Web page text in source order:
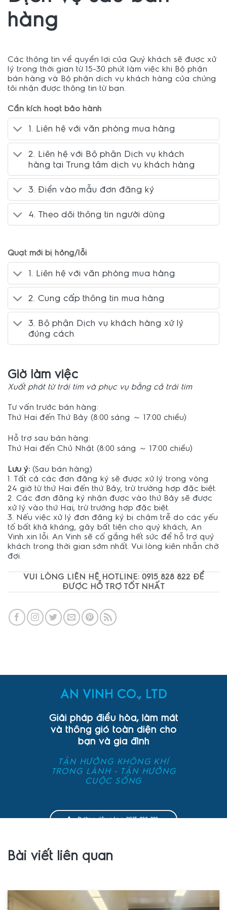
hàng
Các thông tin về quyền lợi của Quý khách sẽ được xử
lý trong thời gian từ 15-30 phút làm việc khi Bộ phận
bán hàng và Bộ phận dịch vụ khách hàng của chúng
tôi nhận được thông tin từ bạn.
Cần kích hoạt bảo hành
1. Liên hệ với văn phòng mua hàng
2. Liên hệ với Bộ phận Dịch vụ khách
hàng tại Trung tâm dịch vụ khách hàng
3. Điền vào mẫu đơn đăng ký
4. Theo dõi thông tin người dùng
Quạt mới bị hỏng/lỗi
1. Liên hệ với văn phòng mua hàng
2. Cung cấp thông tin mua hàng
3. Bộ phận Dịch vụ khách hàng xử lý
đúng cách
Giờ làm việc
Xuất phát từ trái tim và phục vụ bằng cả trái tim
Tư vấn trước bán hàng:
Thứ Hai đến Thứ Bảy (8:00 sáng ～ 17:00 chiều)
Hỗ trợ sau bán hàng:
Thứ Hai đến Chủ Nhật (8:00 sáng ～ 17:00 chiều)
Lưu ý: (Sau bán hàng)
1. Tất cả các đơn đăng ký sẽ được xử lý trong vòng
24 giờ từ thứ Hai đến thứ Bảy, trừ trường hợp đặc biệt.
2. Các đơn đăng ký nhận được vào thứ Bảy sẽ được
xử lý vào thứ Hai, trừ trường hợp đặc biệt.
3. Nếu việc xử lý đơn đăng ký bị chậm trễ do các yếu
tố bất khả kháng, gây bất tiện cho quý khách, An
Vinh xin lỗi. An Vinh sẽ cố gắng hết sức để hỗ trợ quý
khách trong thời gian sớm nhất. Vui lòng kiên nhẫn chờ
đợi.
VUI LÒNG LIÊN HỆ HOTLINE: 0915 828 822 ĐỂ
ĐƯỢC HỖ TRỢ TỐT NHẤT
AN VINH CO., LTD
Giải pháp điều hòa, làm mát
và thông gió toàn diện cho
bạn và gia đình
TẬN HƯỞNG KHÔNG KHÍ
TRONG LÀNH - TẬN HƯỞNG
CUỘC SỐNG
Đường dây nóng: 0915 828 822
Bài viết liên quan